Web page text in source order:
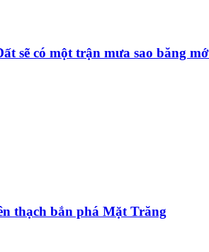
sẽ có một trận mưa sao băng
thạch bắn phá Mặt Trăng